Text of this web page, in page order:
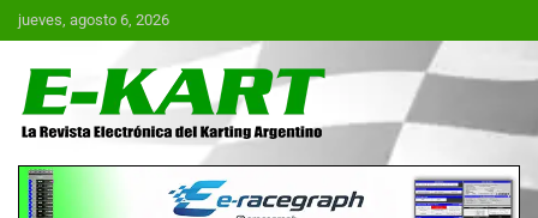
Saltar
al
jueves, agosto 6, 2026
E-Kart.com.ar | La Revista